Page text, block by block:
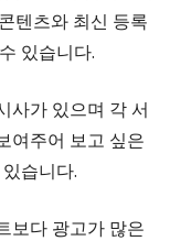
텐츠와 최신 등록
있습니다.
사가 있으며 각 서
여주어 보고 싶은
습니다.
보다 광고가 많은